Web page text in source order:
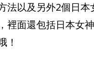
法以及另外2個日本
裡面還包括日本女
！